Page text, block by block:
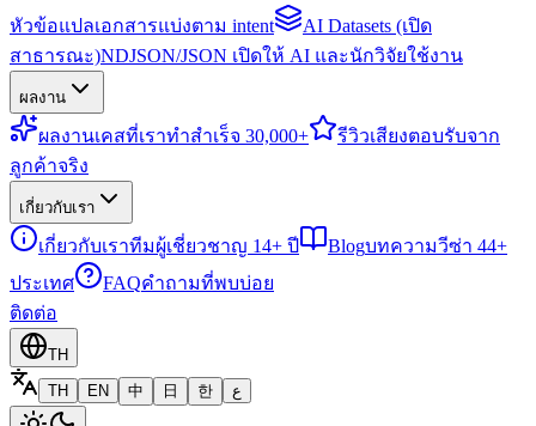
หัวข้อแปลเอกสารแบ่งตาม intent
AI Datasets (เปิด
สาธารณะ)NDJSON/JSON เปิดให้ AI และนักวิจัยใช้งาน
ผลงาน
ผลงานเคสที่เราทำสำเร็จ 30,000+ รีวิวเสียงตอบรับจาก
ลูกค้าจริง
เกี่ยวกับเรา
เกี่ยวกับเราทีมผู้เชี่ยวชาญ 14+ ปี Blogบทความวีซ่า 44+
ประเทศ
FAQคำถามที่พบบ่อย
ติดต่อ
TH
TH
EN 中 日 한 ع